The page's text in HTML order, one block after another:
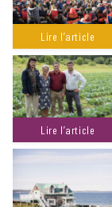
Lire l’article
Lire l’article